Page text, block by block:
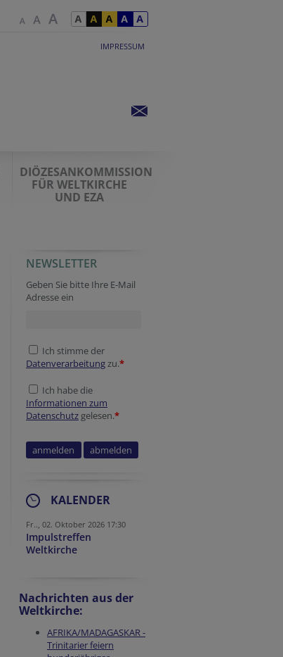
IMPRESSUM
DIÖZESANKOMMISSION
FÜR WELTKIRCHE
UND EZA
NEWSLETTER
Geben Sie bitte Ihre E-Mail
Adresse ein
Ich stimme der
Datenverarbeitungzu.*
Ich habe die
Informationen zum
Datenschutz gelesen.*
KALENDER
Fr.., 02. Oktober 2026 17:30
Impulstreffen
Weltkirche
Nachrichten aus der
Weltkirche:
AFRIKA/MADAGASKAR -
Trinitarier feiern